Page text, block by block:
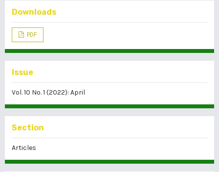
Downloads
PDF
Issue
Vol. 10 No. 1 (2022): April
Section
Articles